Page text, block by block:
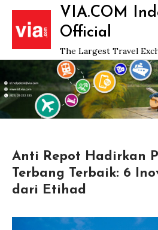
Skip
content
VIA.COM
Official
The Largest Travel
Anti Repot Hadirkan
Terbang Terbaik: 6
dari Etihad